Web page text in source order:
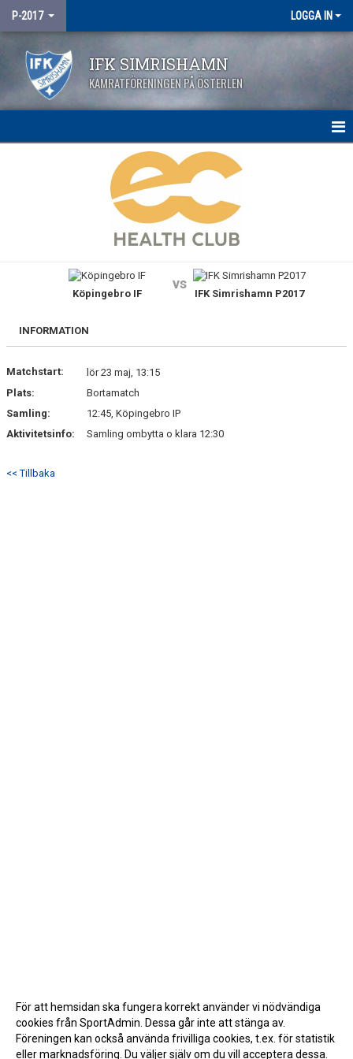
P-2017 LOGGA IN
IFK SIMRISHAMN
KAMRATFÖRENINGEN PÅ ÖSTERLEN
BILDGALLERI
KONTAKT
Köpingebro IF
vs
IFK Simrishamn P2017
INFORMATION
Matchstart:
lör 23 maj, 13:15
Plats:
Bortamatch
Samling:
12:45, Köpingebro IP
Aktivitetsinfo:
Samling ombytta o klara 12:30
<< Tillbaka
För att hemsidan ska fungera korrekt använder vi nödvändiga
cookies från SportAdmin. Dessa går inte att stänga av.
Föreningen kan också använda frivilliga cookies, t.ex. för statistik
eller marknadsföring. Du väljer själv om du vill acceptera dessa.